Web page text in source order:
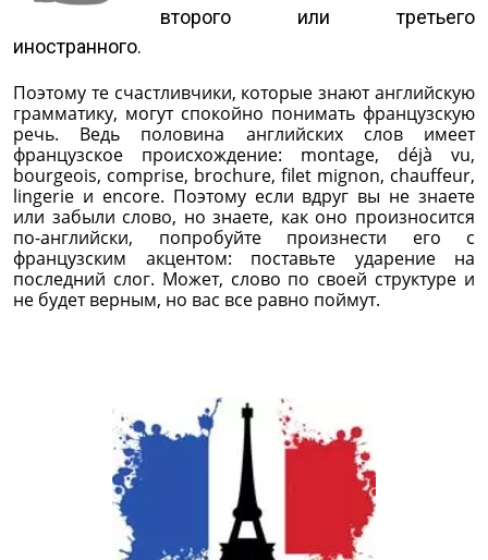
второго или третьего
иностранного.
Поэтому те счастливчики, которые знают английскую
грамматику, могут спокойно понимать французскую
речь. Ведь половина английских слов имеет
французское происхождение: montage, déjà vu,
bourgeois, comprise, brochure, filet mignon, chauffeur,
lingerie и encore. Поэтому если вдруг вы не знаете
или забыли слово, но знаете, как оно произносится
по-английски, попробуйте произнести его с
французским акцентом: поставьте ударение на
последний слог. Может, слово по своей структуре и
не будет верным, но вас все равно поймут.